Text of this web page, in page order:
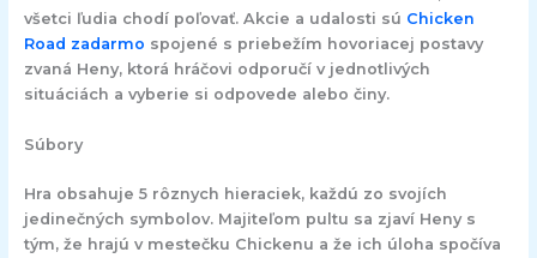
všetci ľudia chodí poľovať. Akcie a udalosti sú Chicken
Road zadarmo spojené s priebežím hovoriacej postavy
zvaná Heny, ktorá hráčovi odporučí v jednotlivých
situáciách a vyberie si odpovede alebo činy.
Súbory
Hra obsahuje 5 rôznych hieraciek, každú zo svojích
jedinečných symbolov. Majiteľom pultu sa zjaví Heny s
tým, že hrajú v mestečku Chickenu a že ich úloha spočíva